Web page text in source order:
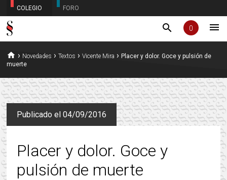
COLEGIO FORO
search 0 menu
home › Novedades ›Textos ›Vicente Mira ›Placer y dolor. Goce y pulsión de
muerte
Publicado el 04/09/2016
Placer y dolor. Goce y
pulsión de muerte